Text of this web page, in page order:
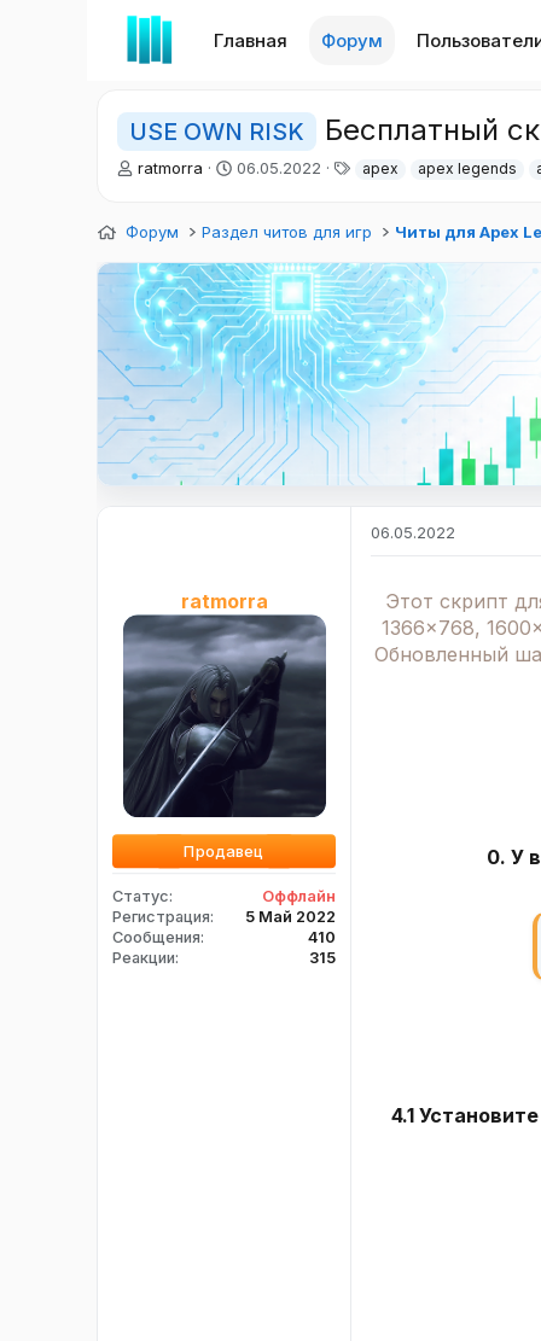
Главная Форум
USE OWN RISK Бесплатный
А
о
т
е
м
ы
ratmorra
Д
а
а
ч
а
л
а
06.05.2022
Т
и
apex apex legends
Форум Раздел читов для игр Читы для Apex
ratmorra
Продавец
Статус
Оффлайн
Регистрация
5 Май 2022
Сообщения
410
Реакции
315
06.05.2022
Этот скрипт
1366x768,
Обновленный
0. У
4.1